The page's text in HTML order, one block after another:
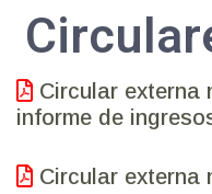
Circular externa
informe de
Circular externa